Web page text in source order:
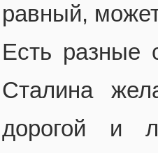
равный,
Есть разные
Сталина
дорогой и